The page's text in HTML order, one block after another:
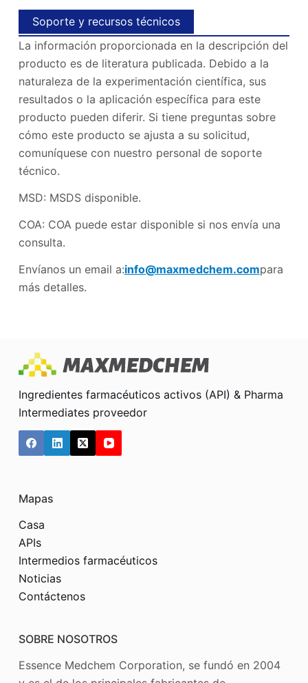
Soporte y recursos técnicos
La información proporcionada en la descripción del
producto es de literatura publicada. Debido a la
naturaleza de la experimentación científica, sus
resultados o la aplicación específica para este
producto pueden diferir. Si tiene preguntas sobre
cómo este producto se ajusta a su solicitud,
comuníquese con nuestro personal de soporte
técnico.
MSD: MSDS disponible.
COA: COA puede estar disponible si nos envía una
consulta.
Envíanos un email a:info@maxmedchem.compara
más detalles.
Ingredientes farmacéuticos activos (API) & Pharma
Intermediates proveedor
Mapas
Casa
APIs
Intermedios farmacéuticos
Noticias
Contáctenos
SOBRE NOSOTROS
Essence Medchem Corporation, se fundó en 2004